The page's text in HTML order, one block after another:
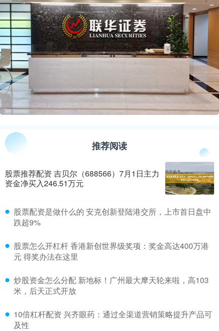
推荐阅读
股票推荐配资 吉贝尔（688566）7月1日主力
资金净买入246.51万元
​股票配资是做什么的 安克创新登陆港交所，上市首日盘中
跌超9%
​股票怎么开杠杆 香港新创世界级奖项：奖金高达400万港
元 得奖办法在这里
​炒股资金怎么分配 新地标！广州最大摩天轮来啦，高103
米，后天正式开放
​10倍杠杆配资 兴齐眼药：通过全渠道营销策略提升产品可
及性